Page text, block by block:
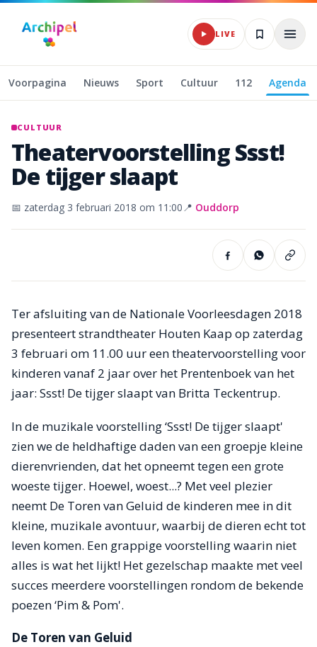
Naar hoofdinhoud
LIVE Archipel Klassiek
Voorpagina Nieuws Sport Cultuur 112 Agenda
CULTUUR
TheatervoorstellingSsst!
De tijgerslaapt
📅 zaterdag 3 februari 2018 om 11:00📍 Ouddorp
Ter afsluiting van de Nationale Voorleesdagen 2018
presenteert strandtheater Houten Kaap op zaterdag
3 februari om 11.00 uur een theatervoorstelling voor
kinderen vanaf 2 jaar over het Prentenboek van het
jaar: Ssst! De tijger slaapt van Britta Teckentrup.
In de muzikale voorstelling ‘Ssst! De tijger slaapt'
zien we de heldhaftige daden van een groepje kleine
dierenvrienden, dat het opneemt tegen een grote
woeste tijger. Hoewel, woest...? Met veel plezier
neemt De Toren van Geluid de kinderen mee in dit
kleine, muzikale avontuur, waarbij de dieren echt tot
leven komen. Een grappige voorstelling waarin niet
alles is wat het lijkt! Het gezelschap maakte met veel
succes meerdere voorstellingen rondom de bekende
poezen ‘Pim & Pom'.
De Toren van Geluid